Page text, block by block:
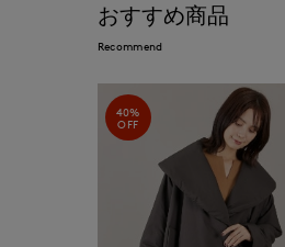
おすすめ商品
Recommend
40%
OFF